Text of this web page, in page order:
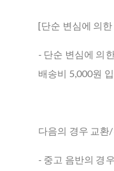
[단순 변심에 의
- 단순 변심에 의
배송비 5,000원
다음의 경우 교환
- 중고 음반의 경